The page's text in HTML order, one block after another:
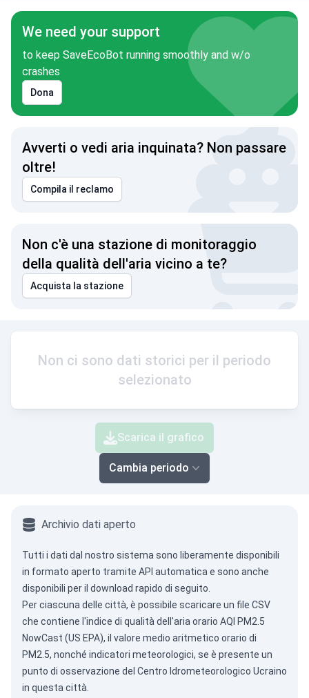
We need your support
to keep SaveEcoBot running smoothly and w/o
crashes
Dona
Avverti o vedi aria inquinata? Non passare
oltre!
Compila il reclamo
Non c'è una stazione di monitoraggio
della qualità dell'aria vicino a te?
Acquista la stazione
Non ci sono dati storici per il periodo
selezionato
Scarica il grafico
Cambia periodo
Archivio dati aperto
Tutti i dati dal nostro sistema sono liberamente disponibili
in formato aperto tramite API automatica e sono anche
disponibili per il download rapido di seguito.
Per ciascuna delle città, è possibile scaricare un file CSV
che contiene l'indice di qualità dell'aria orario AQI PM2.5
NowCast (US EPA), il valore medio aritmetico orario di
PM2.5, nonché indicatori meteorologici, se è presente un
punto di osservazione del Centro Idrometeorologico Ucraino
in questa città.